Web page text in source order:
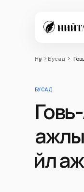
Нүүр Бусад
БУСАД
үйл